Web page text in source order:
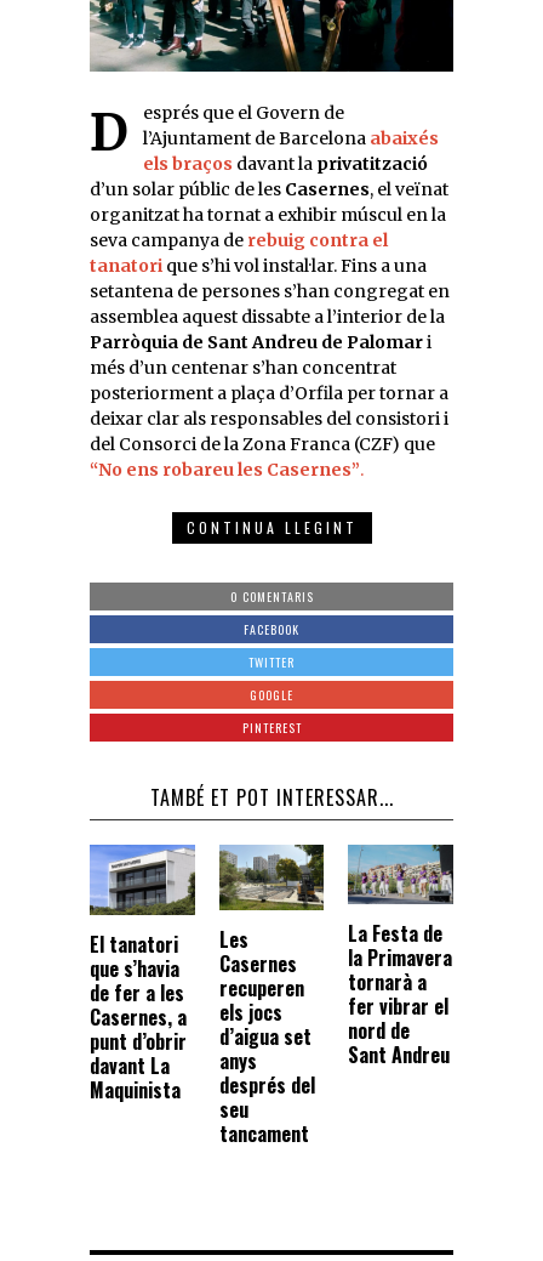
Després que el Govern de l’Ajuntament de Barcelona abaixés
els braços davant la privatització
d’un solar públic de les Casernes, el veïnat
organitzat ha tornat a exhibir múscul en la
seva campanya de rebuig contra el
tanatori que s’hi vol instal·lar. Fins a una
setantena de persones s’han congregat en
assemblea aquest dissabte a l’interior de la
Parròquia de Sant Andreu de Palomari
més d’un centenar s’han concentrat
posteriorment a plaça d’Orfila per tornar a
deixar clar als responsables del consistori i
del Consorci de la Zona Franca (CZF) que
“No ens robareu les Casernes”.
CONTINUA LLEGINT
0 COMENTARIS
FACEBOOK
TWITTER
GOOGLE
PINTEREST
TAMBÉ ET POT INTERESSAR...
El tanatori
que s’havia
de fer a les
Casernes, a
punt d’obrir
davant La
Maquinista
Les
Casernes
recuperen
els jocs
d’aigua set
anys
després del
seu
tancament
La Festa de
la Primavera
tornarà a
fer vibrar el
nord de
Sant Andreu